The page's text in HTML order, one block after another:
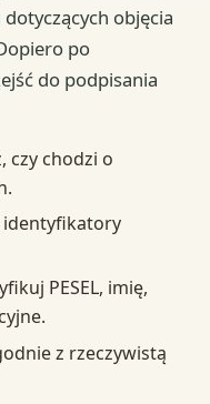
dotyczących objęcia
po
do podpisania
czy chodzi o
identyfikatory
PESEL, imię,
z rzeczywistą